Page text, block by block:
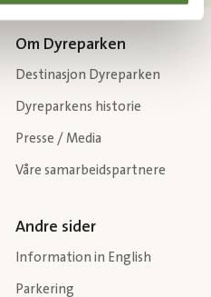
Om Dyreparken
Destinasjon Dyreparken
Dyreparkens historie
Presse / Media
Våre samarbeidspartnere
Andre sider
Information in English
Parkering